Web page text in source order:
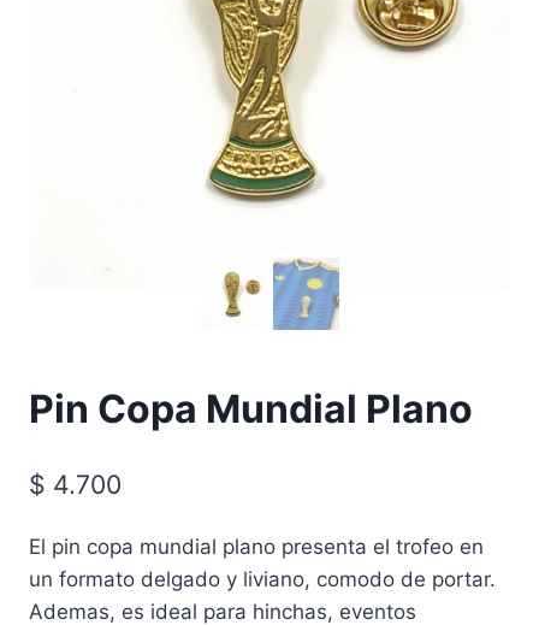
Pin Copa Mundial Plano
$ 4.700
El pin copa mundial plano presenta el trofeo en
un formato delgado y liviano, comodo de portar.
Ademas, es ideal para hinchas, eventos